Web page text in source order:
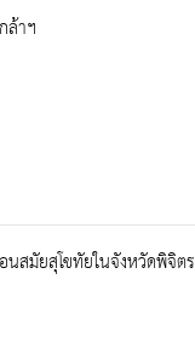
ล้าฯ
สมัยสุโขทัยในจังหวัดพิจิตร